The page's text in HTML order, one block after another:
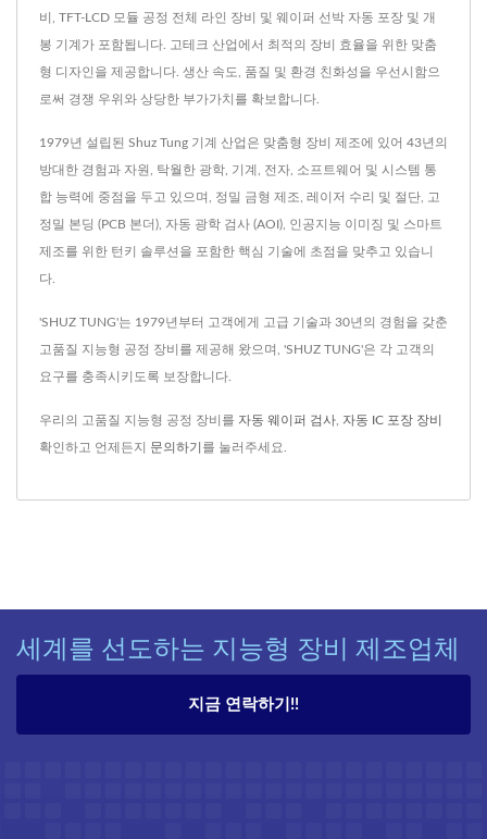
비, TFT-LCD 모듈 공정 전체 라인 장비 및 웨이퍼 선박 자동 포장 및 개
봉 기계가 포함됩니다. 고테크 산업에서 최적의 장비 효율을 위한 맞춤
형 디자인을 제공합니다. 생산 속도, 품질 및 환경 친화성을 우선시함으
로써 경쟁 우위와 상당한 부가가치를 확보합니다.
1979년 설립된 Shuz Tung 기계 산업은 맞춤형 장비 제조에 있어 43년의
방대한 경험과 자원, 탁월한 광학, 기계, 전자, 소프트웨어 및 시스템 통
합 능력에 중점을 두고 있으며, 정밀 금형 제조, 레이저 수리 및 절단, 고
정밀 본딩 (PCB 본더), 자동 광학 검사 (AOI), 인공지능 이미징 및 스마트
제조를 위한 턴키 솔루션을 포함한 핵심 기술에 초점을 맞추고 있습니
다.
'SHUZ TUNG'는 1979년부터 고객에게 고급 기술과 30년의 경험을 갖춘
고품질 지능형 공정 장비를 제공해 왔으며, 'SHUZ TUNG'은 각 고객의
요구를 충족시키도록 보장합니다.
우리의 고품질 지능형 공정 장비를 자동 웨이퍼 검사 자동 IC 포장 장비
확인하고 언제든지 문의하기 를 눌러주세요.
세계를 선도하는 지능형 장비 제조업체
지금 연락하기!!